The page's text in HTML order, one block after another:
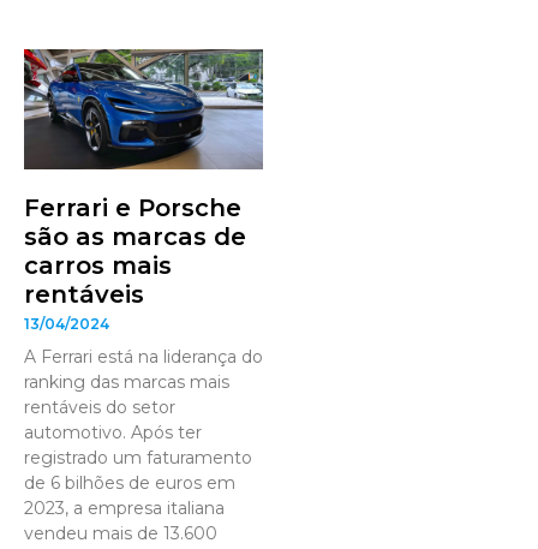
Ferrari e Porsche
são as marcas de
carros mais
rentáveis
13/04/2024
A Ferrari está na liderança do
ranking das marcas mais
rentáveis do setor
automotivo. Após ter
registrado um faturamento
de 6 bilhões de euros em
2023, a empresa italiana
vendeu mais de 13.600